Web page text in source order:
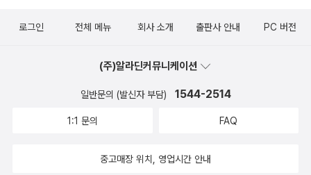
지하게 소개된 이후에는 당연히 혹독한 비판과 검증에 직면할 테고...
것처럼 보이기도 하고, 한국 문화가 지금처럼 많이 알려지다 보면 언
젠가는 서구에도 체계적으로 소개될 것 같다. 일단 썰 자체가 문학적
스, 엠페도클레스, 헤라클레이토스 등 소크라테스 이전 '자연철학'을
지오반니 아리기의 '체계적 축적순환'에 관한 이론이 경제순환에 관한
로그인 전체 메뉴 회사 소개 출판사 안내 PC 버전
(주)알라딘커뮤니케이션
일반문의 (발신자 부담) 1544-2514
1:1 문의 FAQ
중고매장 위치, 영업시간 안내